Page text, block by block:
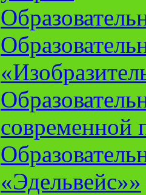
современной
«Эдельвейс»»